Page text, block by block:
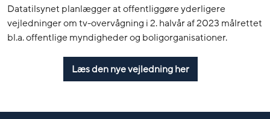
Datatilsynet planlægger at offentliggøre yderligere
vejledninger om tv-overvågning i 2. halvår af 2023 målrettet
bl.a. offentlige myndigheder og boligorganisationer.
Læs den nye vejledning her